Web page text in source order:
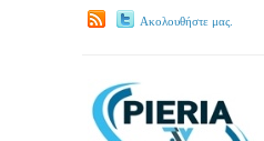
Ακολουθήστε μας.